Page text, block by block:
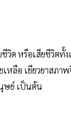
ต หรือเสียชีวิตทั้
หลือ เยียวยาสภา
ษย์ เป็นต้น